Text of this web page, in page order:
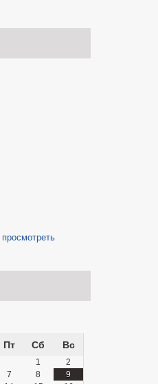
просмотреть
Пт Сб Вс
1
2
7 8
9